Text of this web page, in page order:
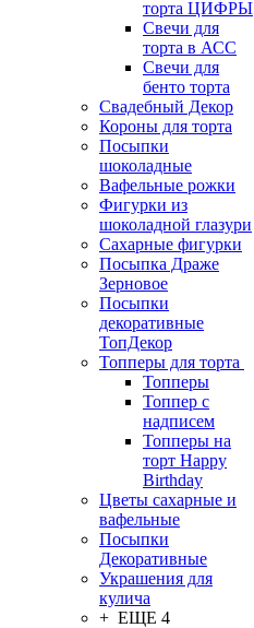
торта ЦИФРЫ
Свечи для
торта в АСС
Свечи для
бенто торта
Свадебный Декор
Короны для торта
Посыпки
шоколадные
Вафельные рожки
Фигурки из
шоколадной глазури
Сахарные фигурки
Посыпка Драже
Зерновое
Посыпки
декоративные
ТопДекор
Топперы для торта
Топперы
Топпер с
надписем
Топперы на
торт Happy
Birthday
Цветы сахарные и
вафельные
Посыпки
Декоративные
Украшения для
кулича
+ ЕЩЕ 4